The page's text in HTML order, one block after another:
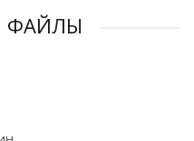
ФАЙЛЫ